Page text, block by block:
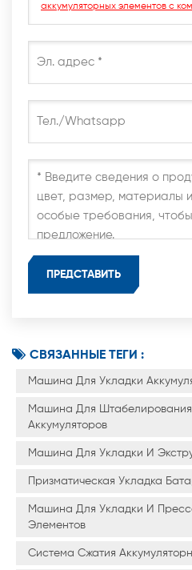
аккумуляторных элементов с
СВЯЗАННЫЕ ТЕГИ :
Машина Для Укладки
Машина Для
Аккумуляторов
Машина Для Укладки И
Призматическая Укладка
Машина Для Укладки И
Элементов
Система Сжатия